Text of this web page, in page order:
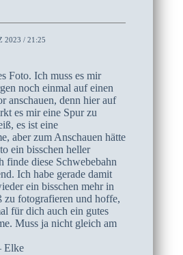
2023 / 21:25
Foto. Ich muss es mir
noch einmal auf einen
anschauen, denn hier auf
es mir eine Spur zu
es ist eine
aber zum Anschauen hätte
ein bisschen heller
finde diese Schwebebahn
Ich habe gerade damit
ein bisschen mehr in
zu fotografieren und hoffe,
für dich auch ein gutes
Muss ja nicht gleich am
Elke